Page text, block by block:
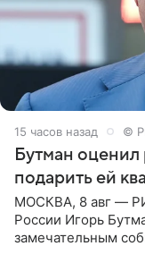
15 часов назад ©
Бутман
подарить ей
МОСКВА, 8 авг —
России Игорь
замечательным